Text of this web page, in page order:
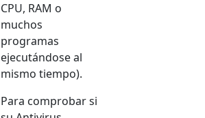
CPU, RAM o
muchos
programas
ejecutándose al
mismo tiempo).
Para comprobar si